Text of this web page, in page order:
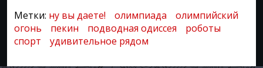
Метки: ну вы даете! олимпиада
олимпийский
огонь
пекин подводная одиссея
роботы
спорт
удивительное рядом